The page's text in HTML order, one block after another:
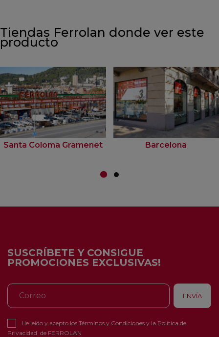
Tiendas Ferrolan donde ver este
producto
Santa Coloma Gramenet Barcelona
SUSCRÍBETE Y CONSIGUE
PROMOCIONES EXCLUSIVAS!
He leído y acepto los Términos y Condiciones y la Política de
Privacidad de FERROLAN